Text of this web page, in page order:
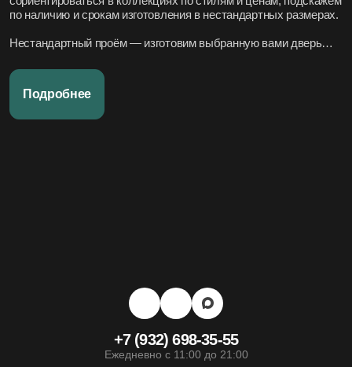
по наличию и срокам изготовления в нестандартных размерах.
Нестандартный проём — изготовим выбранную вами дверь
подходящие модели по дизайн-проекту или по фото.
Подробнее
+7 (932) 698-35-55
Ежедневно с 11:00 до 21:00